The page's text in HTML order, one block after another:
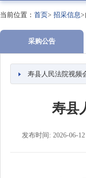
当前位置： 首页> 招采信息>
采购公告
寿县人民法院视频
寿县
发布时间: 2026-06-12